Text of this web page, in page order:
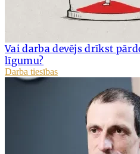
Vai darba devējs drīkst
līgumu?
Darba tiesības